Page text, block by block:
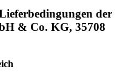
der
& Co. KG, 35708